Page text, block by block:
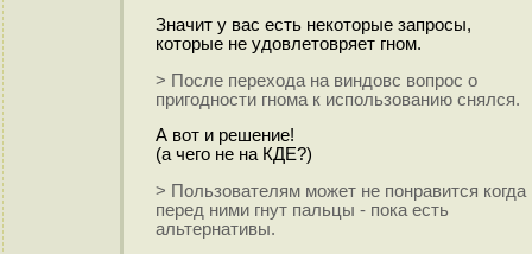
Значит у вас есть некоторые запросы,
которые не удовлетовряет гном.
> После перехода на виндовс вопрос о
пригодности гнома к использованию снялся.
А вот и решение!
(а чего не на КДЕ?)
> Пользователям может не понравится когда
перед ними гнут пальцы - пока есть
альтернативы.